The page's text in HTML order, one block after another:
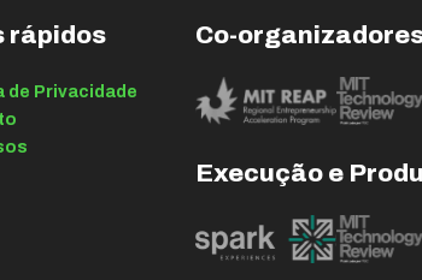
rápidos
de Privacidade
Co-
Execução e